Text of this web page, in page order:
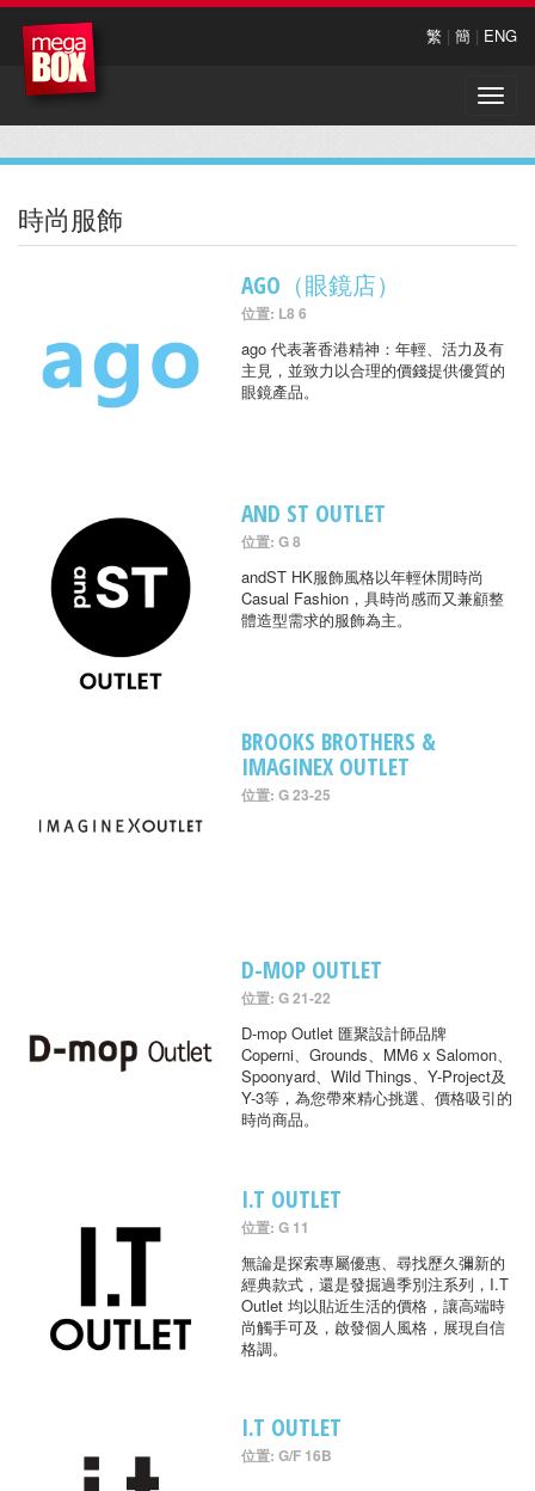
繁 | 簡 | ENG
Toggle
時尚服飾
AGO（眼鏡店）
位置: L8 6
ago 代表著香港精神：年輕、活力及有
主見，並致力以合理的價錢提供優質的
眼鏡產品。
AND ST OUTLET
位置: G 8
andST HK服飾風格以年輕休閒時尚
Casual Fashion，具時尚感而又兼顧整
體造型需求的服飾為主。
BROOKS BROTHERS &
IMAGINEX OUTLET
位置: G 23-25
D-MOP OUTLET
位置: G 21-22
D-mop Outlet 匯聚設計師品牌
Coperni、Grounds、MM6 x Salomon、
Spoonyard、Wild Things、Y-Project及
Y-3等，為您帶來精心挑選、價格吸引的
時尚商品。
I.T OUTLET
位置: G 11
無論是探索專屬優惠、尋找歷久彌新的
經典款式，還是發掘過季別注系列，I.T
Outlet 均以貼近生活的價格，讓高端時
尚觸手可及，啟發個人風格，展現自信
格調。
I.T OUTLET
位置: G/F 16B